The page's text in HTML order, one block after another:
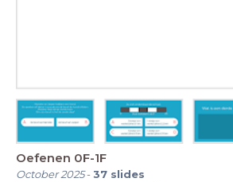
Oefenen 0F-1F
October 2025-37 slides